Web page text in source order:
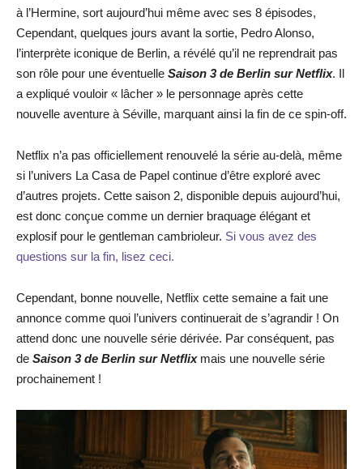
à l’Hermine, sort aujourd’hui même avec ses 8 épisodes,
Cependant, quelques jours avant la sortie, Pedro Alonso,
l’interprète iconique de Berlin, a révélé qu’il ne reprendrait pas
son rôle pour une éventuelle Saison 3 de Berlin sur Netflix. Il
a expliqué vouloir « lâcher » le personnage après cette
nouvelle aventure à Séville, marquant ainsi la fin de ce spin-off.
Netflix n’a pas officiellement renouvelé la série au-delà, même
si l’univers La Casa de Papel continue d’être exploré avec
d’autres projets. Cette saison 2, disponible depuis aujourd’hui,
est donc conçue comme un dernier braquage élégant et
explosif pour le gentleman cambrioleur. Si vous avez des
questions sur la fin, lisez ceci.
Cependant, bonne nouvelle, Netflix cette semaine a fait une
annonce comme quoi l’univers continuerait de s’agrandir ! On
attend donc une nouvelle série dérivée. Par conséquent, pas
de Saison 3 de Berlin sur Netflixmais une nouvelle série
prochainement !